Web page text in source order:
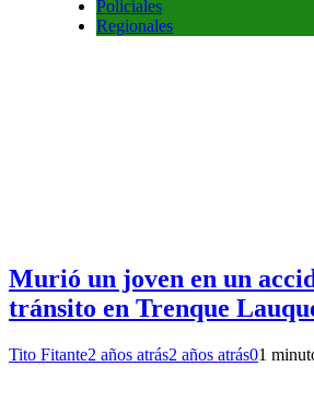
Policiales
Regionales
Murió un joven en un
tránsito en Trenque
Tito Fitante2 años atrás2 años atrás01